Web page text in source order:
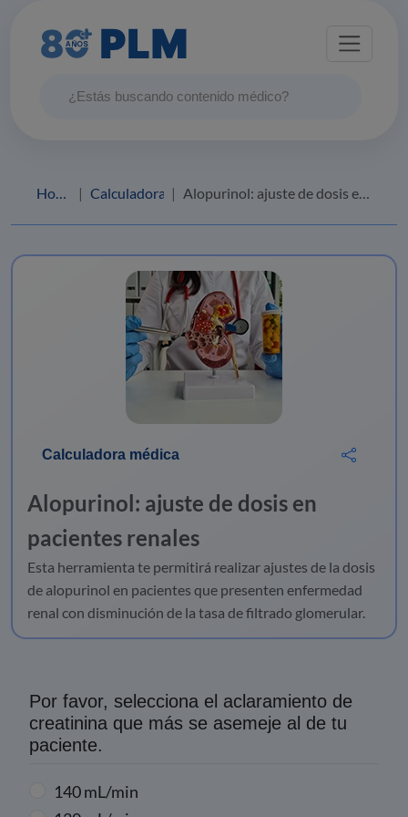
Home Calculadoras Alopurinol: ajuste de dosis en pacientes renales
Calculadora médica
Alopurinol: ajuste de dosis en
pacientes renales
Esta herramienta te permitirá realizar ajustes de la dosis
de alopurinol en pacientes que presenten enfermedad
renal con disminución de la tasa de filtrado glomerular.
Por favor, selecciona el aclaramiento de
creatinina que más se asemeje al de tu
paciente.
140 mL/min